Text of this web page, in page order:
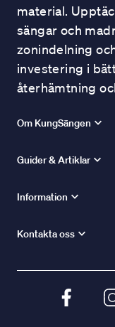
material.
sängar och
zonindelning
investering i
återhämtning
Om KungSängen
Guider & Artiklar
Information
Kontakta oss